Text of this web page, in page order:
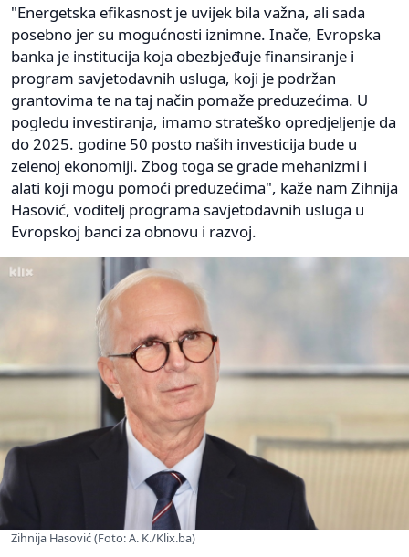
"Energetska efikasnost je uvijek bila važna, ali sada
posebno jer su mogućnosti iznimne. Inače, Evropska
banka je institucija koja obezbjeđuje finansiranje i
program savjetodavnih usluga, koji je podržan
grantovima te na taj način pomaže preduzećima. U
pogledu investiranja, imamo strateško opredjeljenje da
do 2025. godine 50 posto naših investicija bude u
zelenoj ekonomiji. Zbog toga se grade mehanizmi i
alati koji mogu pomoći preduzećima", kaže nam Zihnija
Hasović, voditelj programa savjetodavnih usluga u
Evropskoj banci za obnovu i razvoj.
Zihnija Hasović (Foto: A. K./Klix.ba)